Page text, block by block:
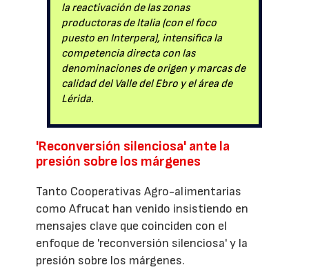
la reactivación de las zonas
productoras de Italia (con el foco
puesto en Interpera), intensifica la
competencia directa con las
denominaciones de origen y marcas de
calidad del Valle del Ebro y el área de
Lérida.
'Reconversión silenciosa' ante la
presión sobre los márgenes
Tanto Cooperativas Agro-alimentarias
como Afrucat han venido insistiendo en
mensajes clave que coinciden con el
enfoque de 'reconversión silenciosa' y la
presión sobre los márgenes.